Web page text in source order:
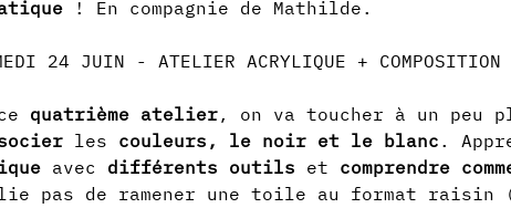
! En compagnie de Mathilde.
quatrième atelier, on va toucher à un peu
les couleurs, le noir et le blanc .
avec différents outils et comprendre
pas de ramener une toile au format raisin